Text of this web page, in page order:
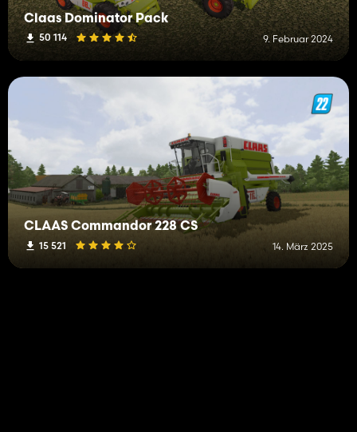
Claas Dominator Pack
50 114 9. Februar 2024
CLAAS Commandor 228 CS
15 521 14. März 2025